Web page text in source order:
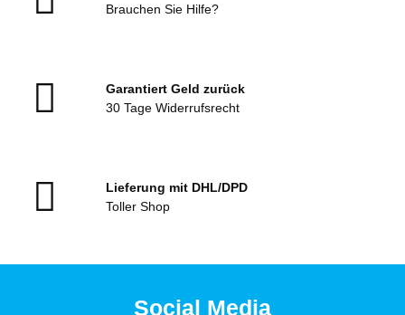
Brauchen Sie Hilfe?
Garantiert Geld zurück
30 Tage Widerrufsrecht
Lieferung mit DHL/DPD
Toller Shop
Social Media